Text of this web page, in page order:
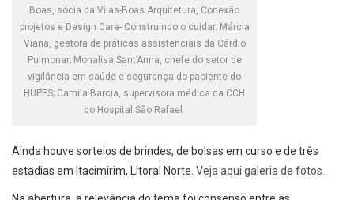
Boas, sócia da Vilas-Boas Arquitetura, Conexão
projetos e Design Care- Construindo o cuidar; Márcia
Viana, gestora de práticas assistenciais da Cárdio
Pulmonar; Monalisa Sant’Anna, chefe do setor de
vigilância em saúde e segurança do paciente do
HUPES; Camila Barcia, supervisora médica da CCH
do Hospital São Rafael.
Ainda houve sorteios de brindes, de bolsas em curso e de três
estadias em Itacimirim, Litoral Norte. Veja aqui galeria de fotos.